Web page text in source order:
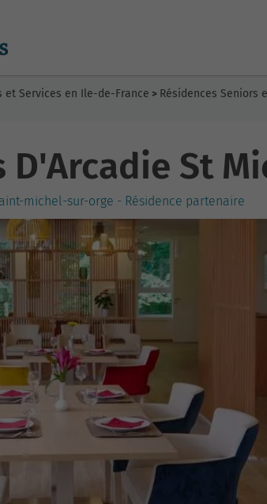
et Services en Ile-de-France > Résidences Seniors
D'Arcadie St
michel-sur-orge - Résidence partenaire